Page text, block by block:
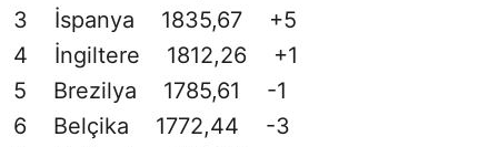
3 İspanya 1835,67 +5
4 İngiltere 1812,26 +1
5 Brezilya 1785,61 -1
6 Belçika 1772,44 -3